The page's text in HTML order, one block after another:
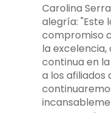
Carolina
alegría: "Este
compromiso
la excelencia,
continua en
a los afiliados